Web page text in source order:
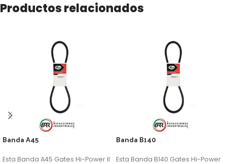
Productos relacionados
Banda A45
Esta Banda A45 Gates Hi-Power II
Banda B140
Esta Banda B140 Gates Hi-Power